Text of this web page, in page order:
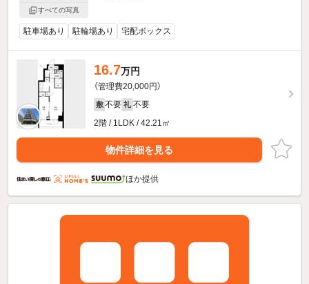
すべての写真
駐車場あり 駐輪場あり 宅配ボックス
16.7万円
（管理費20,000円）
敷 不要 礼 不要
2階 / 1LDK / 42.21㎡
物件詳細を見る
ほか提供